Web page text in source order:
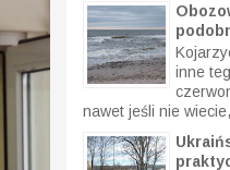
inne
nawet jeśli nie